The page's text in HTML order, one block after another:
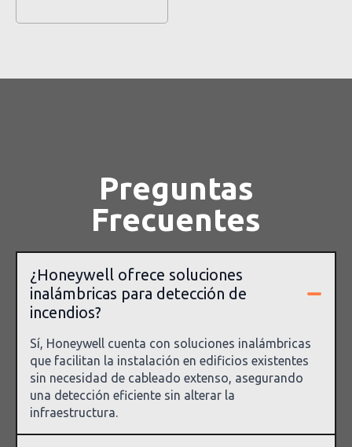
Preguntas
Frecuentes
¿Honeywell ofrece soluciones
inalámbricas para detección de
incendios?
Sí, Honeywell cuenta con soluciones inalámbricas
que facilitan la instalación en edificios existentes
sin necesidad de cableado extenso, asegurando
una detección eficiente sin alterar la
infraestructura.